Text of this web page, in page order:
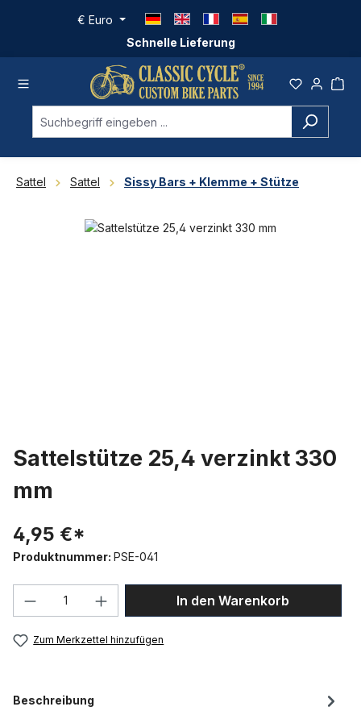
Zum Hauptinhalt springen
Schnelle Lieferung
€ Euro
Sattel Sattel Sissy Bars + Klemme + Stütze
Bildergalerie überspringen
Sattelstütze 25,4 verzinkt 330
mm
4,95 €*
Produktnummer: PSE-041
Produkt Anzahl: Gib den gewünschten
In den Warenkorb
Zum Merkzettel hinzufügen
Beschreibung